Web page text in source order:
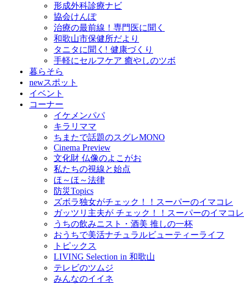
形成外科診療ナビ
協会けんぽ
治療の最前線！専門医に聞く
和歌山市保健所だより
タニタに聞く! 健康づくり
手軽にセルフケア 癒やしのツボ
暮らそら
newスポット
イベント
コーナー
イケメンパパ
キラリママ
ちまたで話題のスグレMONO
Cinema Preview
文化財 仏像のよこがお
私たちの視線と始点
ほ～ほ～法律
防災Topics
ズボラ独女がチェック！！スーパーのイマコレ
ガッツリ主夫が チェック！！スーパーのイマコレ
うちの飲みニスト・酒美 推しの一杯
おうちで美活ナチュラルビューティーライフ
トピックス
LIVING Selection in 和歌山
テレビのツムジ
みんなのイイネ